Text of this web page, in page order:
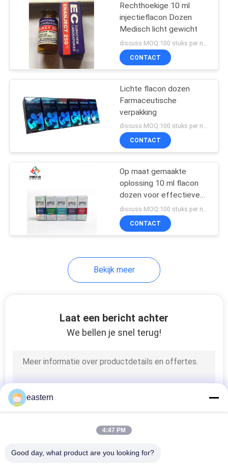
Farmaceutische
verpakkende doos
19
Het Etiket van de
geneeskundefles
52
De Doos van de
kleine glasflesjes
Rechthoekige 10 ml
injectieflacon Dozen
Medisch licht gewicht
CONTACT
Lichte flacon dozen
Farmaceutische
verpakking
discuss MOQ:100 stuks per naam
CONTACT
Op maat gemaakte
oplossing 10 ml flacon
dozen voor effectieve
farmaceutische
verpakking
discuss MOQ:100 stuks per naam
CONTACT
Bekijk meer
Laat een bericht achter
We bellen je snel terug!
eastern
4:47 PM
Good day, what product are you looking for?